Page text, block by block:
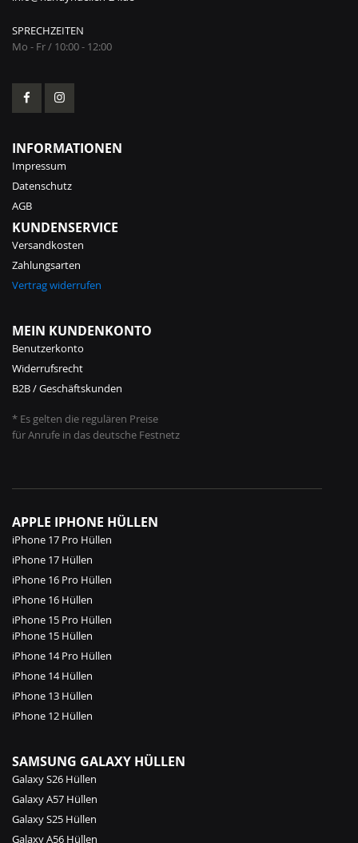
SPRECHZEITEN
Mo - Fr / 10:00 - 12:00
INFORMATIONEN
Impressum
Datenschutz
AGB
KUNDENSERVICE
Versandkosten
Zahlungsarten
Vertrag widerrufen
MEIN KUNDENKONTO
Benutzerkonto
Widerrufsrecht
B2B / Geschäftskunden
* Es gelten die regulären Preise
für Anrufe in das deutsche Festnetz
APPLE IPHONE HÜLLEN
iPhone 17 Pro Hüllen
iPhone 17 Hüllen
iPhone 16 Pro Hüllen
iPhone 16 Hüllen
iPhone 15 Pro Hüllen
iPhone 15 Hüllen
iPhone 14 Pro Hüllen
iPhone 14 Hüllen
iPhone 13 Hüllen
iPhone 12 Hüllen
SAMSUNG GALAXY HÜLLEN
Galaxy S26 Hüllen
Galaxy A57 Hüllen
Galaxy S25 Hüllen
Galaxy A56 Hüllen